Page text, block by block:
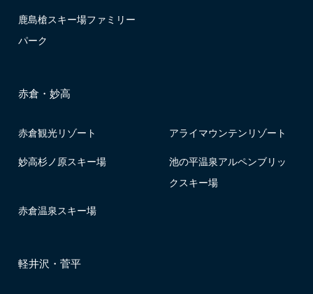
鹿島槍スキー場ファミリー
パーク
赤倉・妙高
赤倉観光リゾート アライマウンテンリゾート
妙高杉ノ原スキー場
池の平温泉アルペンブリッ
クスキー場
赤倉温泉スキー場
軽井沢・菅平